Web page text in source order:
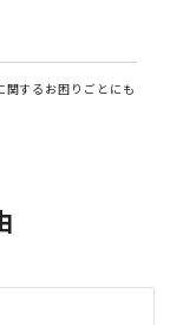
関するお困りごとにも